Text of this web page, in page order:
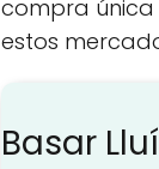
compra
estos
Basar